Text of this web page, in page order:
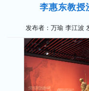
李惠东教授
发布者：万瑜 李江波
党建园地
研究生教育
社会服务
信息公开